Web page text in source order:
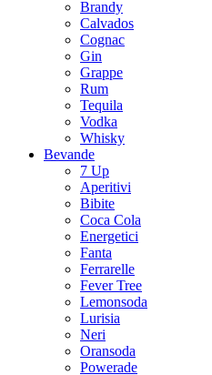
Brandy
Calvados
Cognac
Gin
Grappe
Rum
Tequila
Vodka
Whisky
Bevande
7 Up
Aperitivi
Bibite
Coca Cola
Energetici
Fanta
Ferrarelle
Fever Tree
Lemonsoda
Lurisia
Neri
Oransoda
Powerade